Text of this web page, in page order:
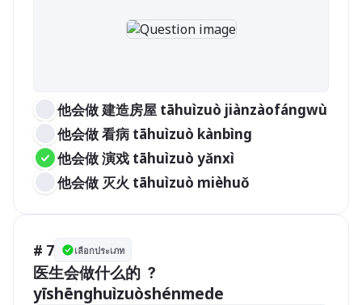
他会做 建造房屋 tāhuìzuò jiànzàofángwù
他会做 看病 tāhuìzuò kànbìng
他会做 演戏 tāhuìzuò yǎnxì
他会做 灭火 tāhuìzuò mièhuǒ
# 7 เลือกประเภท
医生会做什么的 ？
yīshēnghuìzuòshénmede